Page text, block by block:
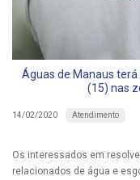
Águas de Manaus
(15) nas
14/02/2020 Atendimento
Os interessados em
relacionados de água e